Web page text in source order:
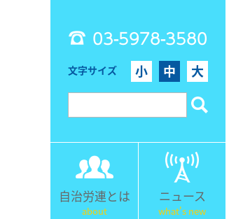
03-5978-3580
文字サイズ 小 中 大
自治労連とは
about
ニュース
what's new